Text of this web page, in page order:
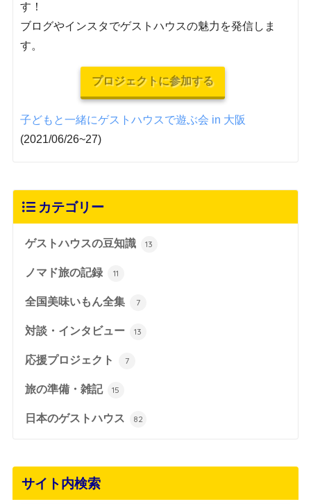
す！
ブログやインスタでゲストハウスの魅力を発信しま
す。
プロジェクトに参加する
子どもと一緒にゲストハウスで遊ぶ会 in 大阪
(2021/06/26~27)
カテゴリー
ゲストハウスの豆知識 13
ノマド旅の記録 11
全国美味いもん全集 7
対談・インタビュー 13
応援プロジェクト 7
旅の準備・雑記 15
日本のゲストハウス 82
サイト内検索